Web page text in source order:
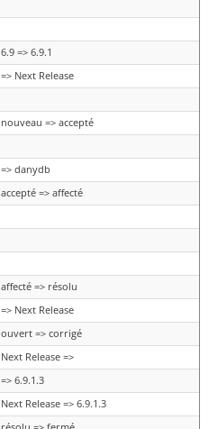
6.9 => 6.9.1
=> Next Release
nouveau => accepté
=> danydb
accepté => affecté
affecté => résolu
=> Next Release
ouvert => corrigé
Next Release =>
=> 6.9.1.3
Next Release => 6.9.1.3